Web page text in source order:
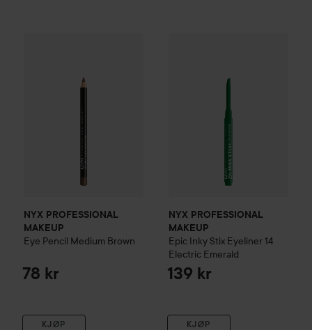
NYX PROFESSIONAL
MAKEUP
Eye Pencil Medium Brown
78 kr
KJØP
NYX PROFESSIONAL
MAKEUP
Epic Inky Stix Eyeliner 14
Electric Emerald
139 kr
KJØP